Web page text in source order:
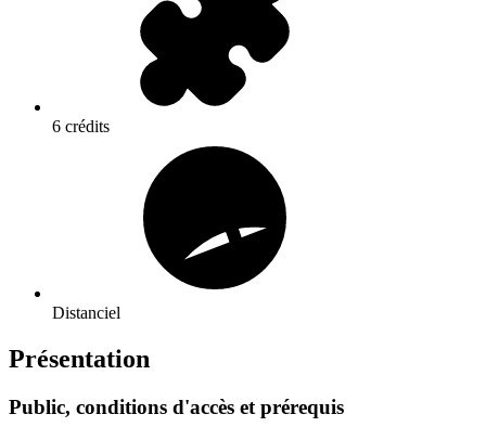
6 crédits
Distanciel
Présentation
Public, conditions d'accès et prérequis